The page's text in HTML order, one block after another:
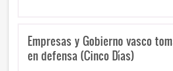
Empresas y Gobierno vasco
en defensa (Cinco Días)